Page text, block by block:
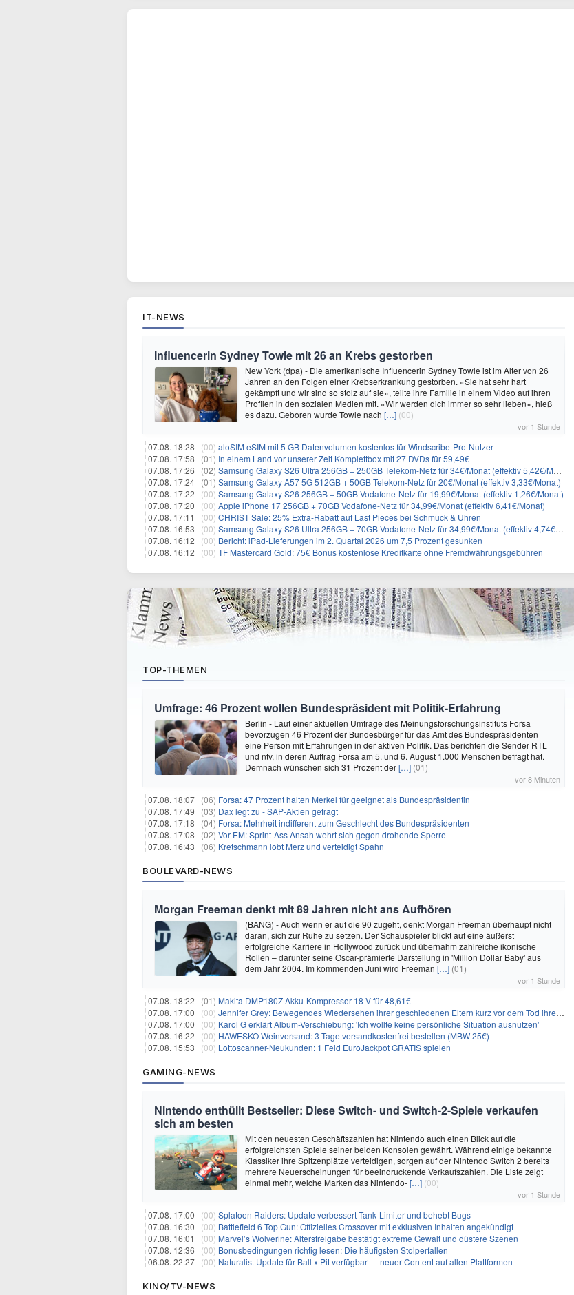
IT-NEWS
Influencerin Sydney Towle mit 26 an Krebs gestorben
New York (dpa) - Die amerikanische Influencerin Sydney Towle ist im Alter von 26
Jahren an den Folgen einer Krebserkrankung gestorben. «Sie hat sehr hart
gekämpft und wir sind so stolz auf sie», teilte ihre Familie in einem Video auf ihren
Profilen in den sozialen Medien mit. «Wir werden dich immer so sehr lieben», hieß
es dazu. Geboren wurde Towle nach […] (00)
vor 1 Stunde
07.08. 18:28 | (00) aloSIM eSIM mit 5 GB Datenvolumen kostenlos für Windscribe-Pro-Nutzer
07.08. 17:58 | (01) In einem Land vor unserer Zeit Komplettbox mit 27 DVDs für 59,49€
07.08. 17:26 | (02) Samsung Galaxy S26 Ultra 256GB + 250GB Telekom-Netz für 34€/Monat (effektiv 5,42€/Monat)
07.08. 17:24 | (01) Samsung Galaxy A57 5G 512GB + 50GB Telekom-Netz für 20€/Monat (effektiv 3,33€/Monat)
07.08. 17:22 | (00) Samsung Galaxy S26 256GB + 50GB Vodafone-Netz für 19,99€/Monat (effektiv 1,26€/Monat)
07.08. 17:20 | (00) Apple iPhone 17 256GB + 70GB Vodafone-Netz für 34,99€/Monat (effektiv 6,41€/Monat)
07.08. 17:11 | (00) CHRIST Sale: 25% Extra-Rabatt auf Last Pieces bei Schmuck & Uhren
07.08. 16:53 | (00) Samsung Galaxy S26 Ultra 256GB + 70GB Vodafone-Netz für 34,99€/Monat (effektiv 4,74€/Monat)
07.08. 16:12 | (00) Bericht: iPad-Lieferungen im 2. Quartal 2026 um 7,5 Prozent gesunken
07.08. 16:12 | (00) TF Mastercard Gold: 75€ Bonus kostenlose Kreditkarte ohne Fremdwährungsgebühren
TOP-THEMEN
Umfrage: 46 Prozent wollen Bundespräsident mit Politik-Erfahrung
Berlin - Laut einer aktuellen Umfrage des Meinungsforschungsinstituts Forsa
bevorzugen 46 Prozent der Bundesbürger für das Amt des Bundespräsidenten
eine Person mit Erfahrungen in der aktiven Politik. Das berichten die Sender RTL
und ntv, in deren Auftrag Forsa am 5. und 6. August 1.000 Menschen befragt hat.
Demnach wünschen sich 31 Prozent der[…] (01)
vor 8 Minuten
07.08. 18:07 | (06) Forsa: 47 Prozent halten Merkel für geeignet als Bundespräsidentin
07.08. 17:49 | (03) Dax legt zu - SAP-Aktien gefragt
07.08. 17:18 | (04) Forsa: Mehrheit indifferent zum Geschlecht des Bundespräsidenten
07.08. 17:08 | (02) Vor EM: Sprint-Ass Ansah wehrt sich gegen drohende Sperre
07.08. 16:43 | (06) Kretschmann lobt Merz und verteidigt Spahn
BOULEVARD-NEWS
Morgan Freeman denkt mit 89 Jahren nicht ans Aufhören
(BANG) - Auch wenn er auf die 90 zugeht, denkt Morgan Freeman überhaupt nicht
daran, sich zur Ruhe zu setzen. Der Schauspieler blickt auf eine äußerst
erfolgreiche Karriere in Hollywood zurück und übernahm zahlreiche ikonische
Rollen – darunter seine Oscar-prämierte Darstellung in 'Million Dollar Baby' aus
dem Jahr 2004. Im kommenden Juni wird Freeman […] (01)
vor 1 Stunde
07.08. 18:22 | (01) Makita DMP180Z Akku-Kompressor 18 V für 48,61€
07.08. 17:00 | (00) Jennifer Grey: Bewegendes Wiedersehen ihrer geschiedenen Eltern kurz vor dem Tod ihrer Mutter
07.08. 17:00 | (00) Karol G erklärt Album-Verschiebung: 'Ich wollte keine persönliche Situation ausnutzen'
07.08. 16:22 | (00) HAWESKO Weinversand: 3 Tage versandkostenfrei bestellen (MBW 25€)
07.08. 15:53 | (00) Lottoscanner-Neukunden: 1 Feld EuroJackpot GRATIS spielen
GAMING-NEWS
Nintendo enthüllt Bestseller: Diese Switch- und Switch-2-Spiele verkaufen
sich am besten
Mit den neuesten Geschäftszahlen hat Nintendo auch einen Blick auf die
erfolgreichsten Spiele seiner beiden Konsolen gewährt. Während einige bekannte
Klassiker ihre Spitzenplätze verteidigen, sorgen auf der Nintendo Switch 2 bereits
mehrere Neuerscheinungen für beeindruckende Verkaufszahlen. Die Liste zeigt
einmal mehr, welche Marken das Nintendo-[…] (00)
vor 1 Stunde
07.08. 17:00 | (00) Splatoon Raiders: Update verbessert Tank-Limiter und behebt Bugs
07.08. 16:30 | (00) Battlefield 6 Top Gun: Offizielles Crossover mit exklusiven Inhalten angekündigt
07.08. 16:01 | (00) Marvel’s Wolverine: Altersfreigabe bestätigt extreme Gewalt und düstere Szenen
07.08. 12:36 | (00) Bonusbedingungen richtig lesen: Die häufigsten Stolperfallen
06.08. 22:27 | (00) Naturalist Update für Ball x Pit verfügbar — neuer Content auf allen Plattformen
KINO/TV-NEWS